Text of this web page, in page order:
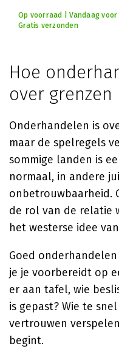
Op voorraad | Vandaag voor
Gratis verzonden
Hoe
over grenzen
Onderhandelen is
maar de spelregels
sommige landen is
normaal, in andere
onbetrouwbaarheid.
de rol van de relatie
het westerse idee
Goed
je je voorbereidt op
er aan tafel, wie
is gepast? Wie te
vertrouwen
begint.